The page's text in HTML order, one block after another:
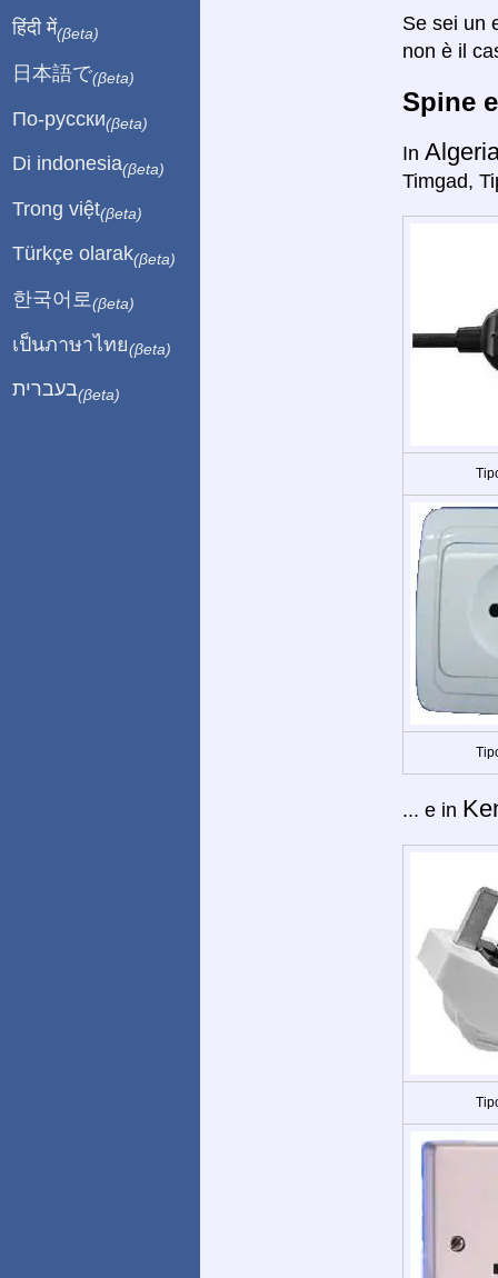
Se sei un
non è il
Spine
In
Timgad,
... e in
हिंदी में(βeta)
日本語で(βeta)
По-русски(βeta)
Di indonesia(βeta)
Trong việt(βeta)
Türkçe olarak(βeta)
한국어로 (βeta)
เป็นภาษาไทย(βeta)
בעברית(βeta)